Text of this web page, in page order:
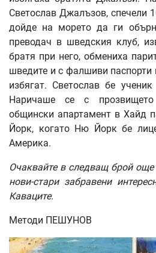
Светослав Джалъзов, спечели
дойде на морето да ги
преводач в шведския клуб,
братя при него, обмениха
шведите и с фалшиви паспорти
избягат. Светослав бе
Наричаше се с
общински апартамент в Хайд
Йорк, когато Ню Йорк бе
Америка.
Очаквайте в следващ брой още
нови-стари забравени
Каваците.
Методи ПЕШУНОВ